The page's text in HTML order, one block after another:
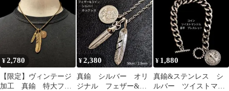
ネックレス
ージ
¥2,780
【限定】ヴィンテージ
加工 真鍮 特大フェ
¥2,380
真鍮 シルバー オリ
ジナル フェザー&コ
¥ 1,880
真鍮&ステンレス シ
ルバー ツイストマン